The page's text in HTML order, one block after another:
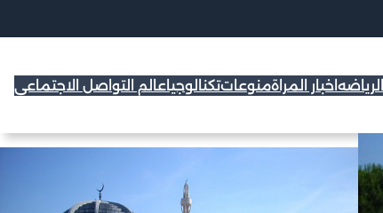
الرياضه اخبار المراةمنوعاتتكنالوجياعالم التواصل الاجتماعي